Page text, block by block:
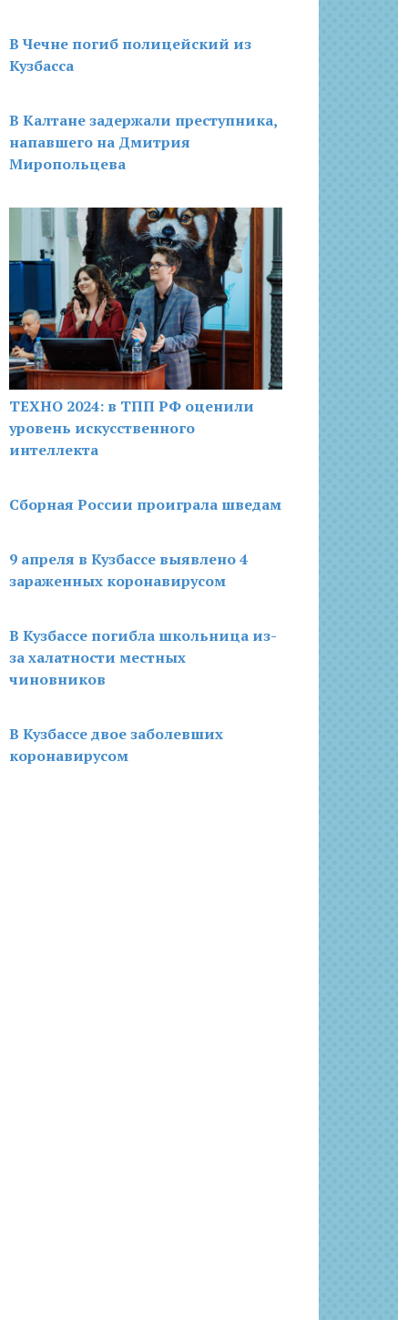
В Чечне погиб полицейский из
Кузбасса
В Калтане задержали преступника,
напавшего на Дмитрия
Миропольцева
ТЕХНО 2024: в ТПП РФ оценили
уровень искусственного
интеллекта
Сборная России проиграла шведам
9 апреля в Кузбассе выявлено 4
зараженных коронавирусом
В Кузбассе погибла школьница из-
за халатности местных
чиновников
В Кузбассе двое заболевших
коронавирусом